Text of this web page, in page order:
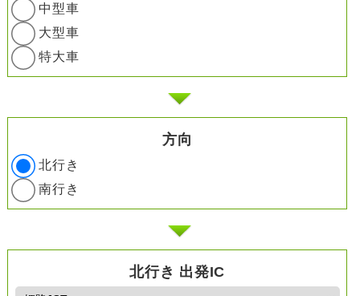
中型車
大型車
特大車
方向
北行き
南行き
北行き 出発IC